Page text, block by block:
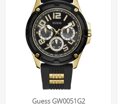
Guess GW0051G2